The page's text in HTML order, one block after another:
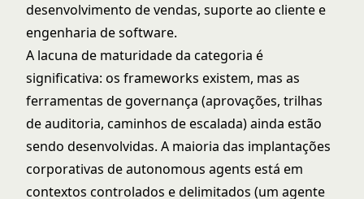
desenvolvimento de vendas, suporte ao cliente e
engenharia de software.
A lacuna de maturidade da categoria é
significativa: os frameworks existem, mas as
ferramentas de governança (aprovações, trilhas
de auditoria, caminhos de escalada) ainda estão
sendo desenvolvidas. A maioria das implantações
corporativas de autonomous agents está em
contextos controlados e delimitados (um agente